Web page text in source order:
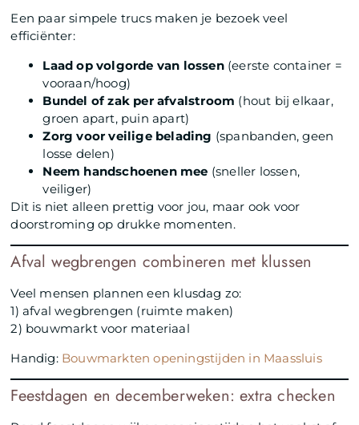
Een paar simpele trucs maken je bezoek veel
efficiënter:
Laad op volgorde van lossen(eerste container =
vooraan/hoog)
Bundel of zak per afvalstroom (hout bij elkaar,
groen apart, puin apart)
Zorg voor veilige belading (spanbanden, geen
losse delen)
Neem handschoenen mee (sneller lossen,
veiliger)
Dit is niet alleen prettig voor jou, maar ook voor
doorstroming op drukke momenten.
Afval wegbrengen combineren met klussen
Veel mensen plannen een klusdag zo:
1) afval wegbrengen (ruimte maken)
2) bouwmarkt voor materiaal
Handig: Bouwmarkten openingstijden in Maassluis
Feestdagen en decemberweken: extra checken